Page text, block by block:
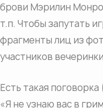
брови Мэрилин
т.п. Чтобы запутать
фрагменты лиц из
участников
Есть такая
«Я не узнаю вас в